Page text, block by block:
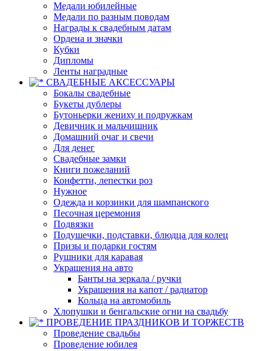
Медали юбилейные
Медали по разным поводам
Награды к свадебным датам
Ордена и значки
Кубки
Дипломы
Ленты наградные
СВАДЕБНЫЕ АКСЕССУАРЫ
Бокалы свадебные
Букеты дублеры
Бутоньерки жениху и подружкам
Девичник и мальчишник
Домашний очаг и свечи
Для денег
Свадебные замки
Книги пожеланий
Конфетти, лепестки роз
Нужное
Одежда и корзинки для шампанского
Песочная церемония
Подвязки
Подушечки, подставки, блюдца для колец
Призы и подарки гостям
Рушники для каравая
Украшения на авто
Банты на зеркала / ручки
Украшения на капот / радиатор
Кольца на автомобиль
Хлопушки и бенгальские огни на свадьбу
ПРОВЕДЕНИЕ ПРАЗДНИКОВ И ТОРЖЕСТВ
Проведение свадьбы
Проведение юбилея